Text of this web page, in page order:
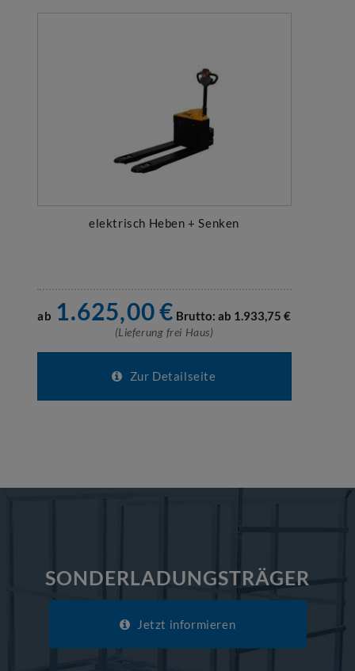
elektrisch Heben + Senken
ab 1.625,00€ Brutto: ab 1.933,75 €
(Lieferung frei Haus)
Zur Detailseite
SONDERLADUNGSTRÄGER
Jetzt informieren